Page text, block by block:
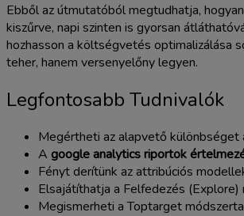
Ebből az útmutatóból megtudhatja,
kiszűrve, napi szinten is gyorsan
hozhasson a költségvetés optimalizálása
teher, hanem versenyelőny legyen.
Legfontosabb Tudnivalók
Megértheti az alapvető különbséget
A google analytics riportok
Fényt derítünk az attribúciós
Elsajátíthatja a Felfedezés
Megismerheti a Toptarget